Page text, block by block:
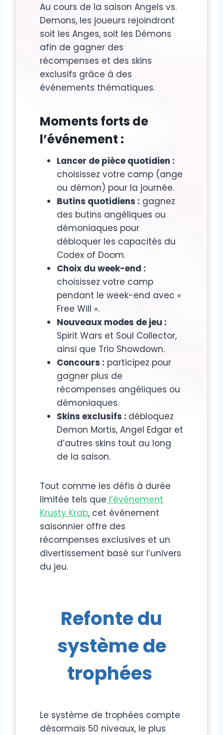
Au cours de la saison Angels vs.
Demons, les joueurs rejoindront
soit les Anges, soit les Démons
afin de gagner des
récompenses et des skins
exclusifs grâce à des
événements thématiques.
Moments forts de
l’événement :
Lancer de pièce quotidien :
choisissez votre camp (ange
ou démon) pour la journée.
Butins quotidiens : gagnez
des butins angéliques ou
démoniaques pour
débloquer les capacités du
Codex of Doom.
Choix du week-end :
choisissez votre camp
pendant le week-end avec «
Free Will ».
Nouveaux modes de jeu :
Spirit Wars et Soul Collector,
ainsi que Trio Showdown.
Concours : participez pour
gagner plus de
récompenses angéliques ou
démoniaques.
Skins exclusifs : débloquez
Demon Mortis, Angel Edgar et
d’autres skins tout au long
de la saison.
Tout comme les défis à durée
limitée tels que l’événement
Krusty Krab, cet événement
saisonnier offre des
récompenses exclusives et un
divertissement basé sur l’univers
du jeu.
Refonte du
système de
trophées
Le système de trophées compte
désormais 50 niveaux, le plus